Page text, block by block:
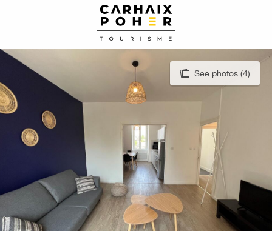
principal
See photos (4)